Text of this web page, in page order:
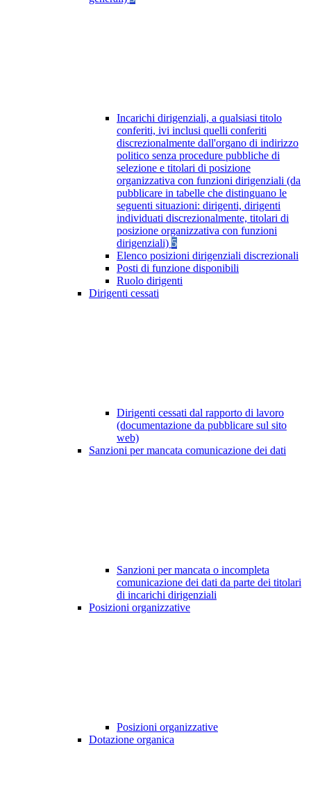
Incarichi dirigenziali, a qualsiasi titolo
conferiti, ivi inclusi quelli conferiti
discrezionalmente dall'organo di indirizzo
politico senza procedure pubbliche di
selezione e titolari di posizione
organizzativa con funzioni dirigenziali (da
pubblicare in tabelle che distinguano le
seguenti situazioni: dirigenti, dirigenti
individuati discrezionalmente, titolari di
posizione organizzativa con funzioni
dirigenziali) 5
Elenco posizioni dirigenziali discrezionali
Posti di funzione disponibili
Ruolo dirigenti
Dirigenti cessati
Dirigenti cessati dal rapporto di lavoro
(documentazione da pubblicare sul sito
web)
Sanzioni per mancata comunicazione dei dati
Sanzioni per mancata o incompleta
comunicazione dei dati da parte dei titolari
di incarichi dirigenziali
Posizioni organizzative
Posizioni organizzative
Dotazione organica